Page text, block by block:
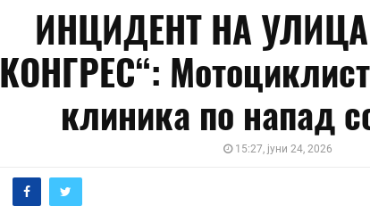
ИНЦИДЕНТ НА
КОНГРЕС“:
клиника по напад
15:27, јуни 24, 2026